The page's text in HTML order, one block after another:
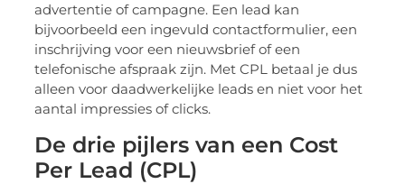
advertentie of campagne. Een lead kan
bijvoorbeeld een ingevuld contactformulier, een
inschrijving voor een nieuwsbrief of een
telefonische afspraak zijn. Met CPL betaal je dus
alleen voor daadwerkelijke leads en niet voor het
aantal impressies of clicks.
De drie pijlers van een Cost
Per Lead (CPL)